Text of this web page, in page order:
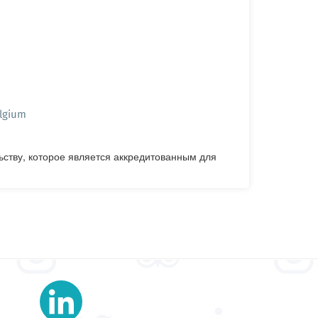
которое является аккредитованным для